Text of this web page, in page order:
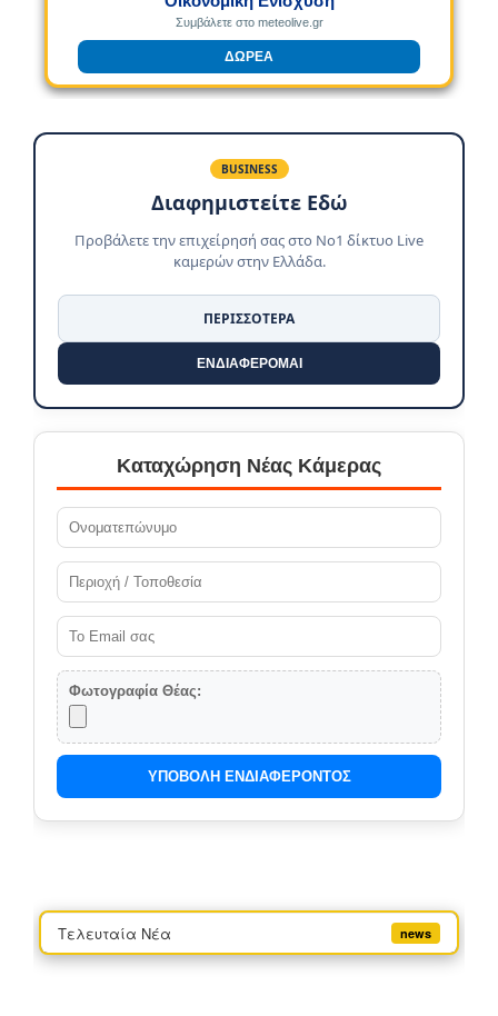
Συμβάλετε στο meteolive.gr
ΔΩΡΕΑ
BUSINESS
Διαφημιστείτε Εδώ
Προβάλετε την επιχείρησή σας στο No1 δίκτυο Live
καμερών στην Ελλάδα.
ΠΕΡΙΣΣΟΤΕΡΑ
ΕΝΔΙΑΦΕΡΟΜΑΙ
Καταχώρηση Νέας Κάμερας
Φωτογραφία Θέας:
ΥΠΟΒΟΛΗ ΕΝΔΙΑΦΕΡΟΝΤΟΣ
Τελευταία Νέα news